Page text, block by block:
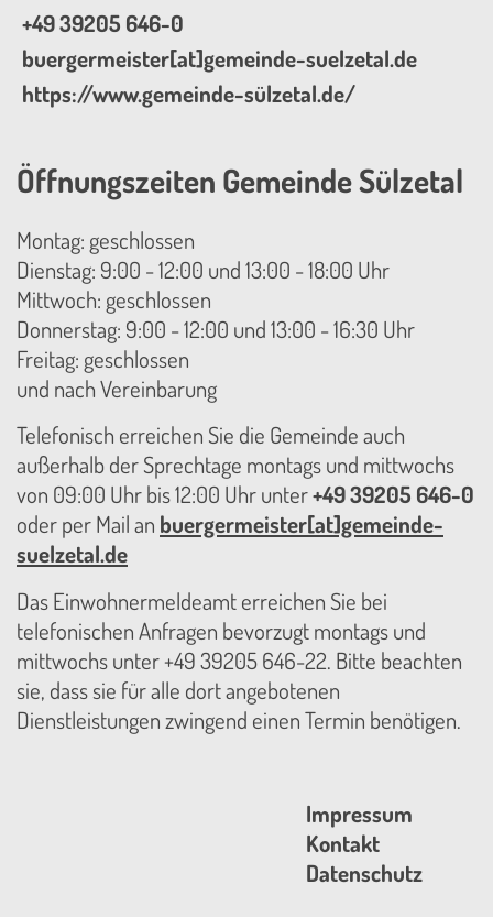
+49 39205 646-0
buergermeister[at]gemeinde-suelzetal.de
https://www.gemeinde-sülzetal.de/
Öffnungszeiten Gemeinde Sülzetal
Montag: geschlossen
Dienstag: 9:00 - 12:00 und 13:00 - 18:00 Uhr
Mittwoch: geschlossen
Donnerstag: 9:00 - 12:00 und 13:00 - 16:30 Uhr
Freitag: geschlossen
und nach Vereinbarung
Telefonisch erreichen Sie die Gemeinde auch
außerhalb der Sprechtage montags und mittwochs
von 09:00 Uhr bis 12:00 Uhr unter+49 39205 646-0
oder per Mail an buergermeister[at]gemeinde-
suelzetal.de
Das Einwohnermeldeamt erreichen Sie bei
telefonischen Anfragen bevorzugt montags und
mittwochs unter +49 39205 646-22. Bitte beachten
sie, dass sie für alle dort angebotenen
Dienstleistungen zwingend einen Termin benötigen.
Impressum
Kontakt
Datenschutz